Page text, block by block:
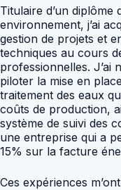
Titulaire d’un diplôme
environnement, j’ai
gestion de projets et
techniques au cours
professionnelles. J’ai
piloter la mise en
traitement des eaux
coûts de production,
système de suivi des
une entreprise qui a
15% sur la facture
Ces expériences